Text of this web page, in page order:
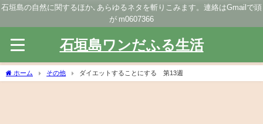
石垣島の自然に関するほか､あらゆるネタを斬りこみます。連絡はGmailで頭
が m0607366
石垣島ワンだふる生活
ホーム その他 ダイエットすることにする 第13週